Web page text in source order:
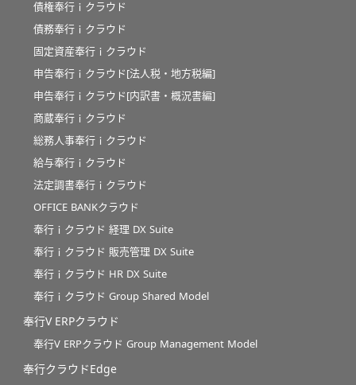
債権奉行ｉクラウド
債務奉行ｉクラウド
固定資産奉行ｉクラウド
申告奉行ｉクラウド[法人税・地方税編]
申告奉行ｉクラウド[内訳書・概況書編]
商蔵奉行ｉクラウド
総務人事奉行ｉクラウド
給与奉行ｉクラウド
法定調書奉行ｉクラウド
OFFICE BANKクラウド
奉行ｉクラウド 経理 DX Suite
奉行ｉクラウド 販売管理 DX Suite
奉行ｉクラウド HR DX Suite
奉行ｉクラウド Group Shared Model
奉行V ERPクラウド
奉行V ERPクラウド Group Management Model
奉行クラウドEdge